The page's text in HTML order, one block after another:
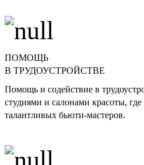
ПОМОЩЬ
В ТРУДОУСТРОЙСТВЕ
Помощь и содействие в
студиями и салонами красоты,
талантливых бьюти-мастеров.